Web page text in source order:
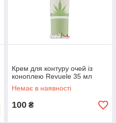
Крем для контуру очей із
коноплею Revuele 35 мл
Немає в наявності
100 ₴